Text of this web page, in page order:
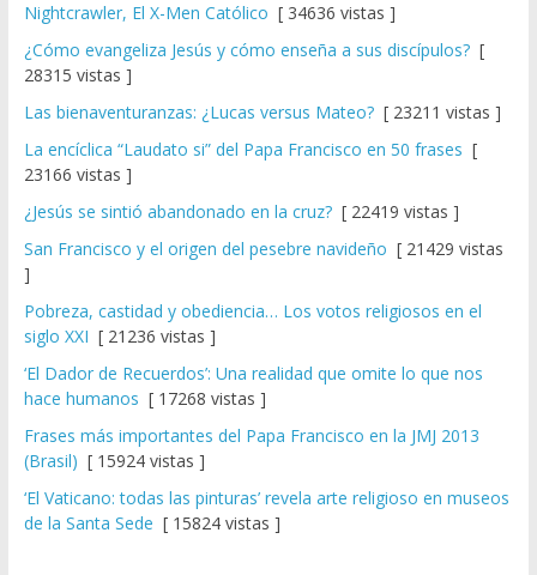
Nightcrawler, El X-Men Católico [ 34636 vistas ]
¿Cómo evangeliza Jesús y cómo enseña a sus discípulos?[
28315 vistas ]
Las bienaventuranzas: ¿Lucas versus Mateo?[ 23211 vistas ]
La encíclica “Laudato si” del Papa Francisco en 50 frases [
23166 vistas ]
¿Jesús se sintió abandonado en la cruz?[ 22419 vistas ]
San Francisco y el origen del pesebre navideño [ 21429 vistas
]
Pobreza, castidad y obediencia… Los votos religiosos en el
siglo XXI [ 21236 vistas ]
‘El Dador de Recuerdos’: Una realidad que omite lo que nos
hace humanos [ 17268 vistas ]
Frases más importantes del Papa Francisco en la JMJ 2013
(Brasil) [ 15924 vistas ]
‘El Vaticano: todas las pinturas’ revela arte religioso en museos
de la Santa Sede [ 15824 vistas ]